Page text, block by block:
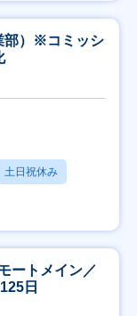
部）※コミッシ
土日祝休み
ートメイン／
日